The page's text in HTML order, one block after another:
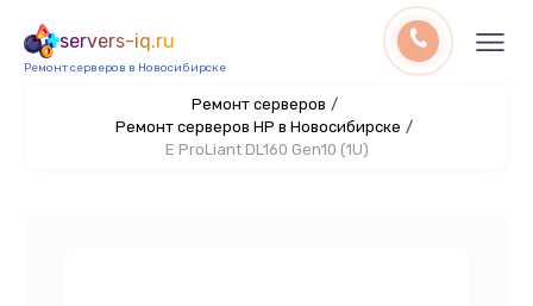
servers-iq.ru
Ремонт серверов в Новосибирске
Ремонт серверов /
Ремонт серверов HP в Новосибирске /
E ProLiant DL160 Gen10 (1U)